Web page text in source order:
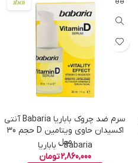
سرم ضد چروک باباریا Babaria آنتى
اكسيدان حاوى ويتامين D حجم 30
ميل
Babaria - باباریا
2,860,000تومان